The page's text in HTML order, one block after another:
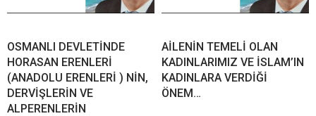
OSMANLI DEVLETİNDE
HORASAN ERENLERİ
(ANADOLU ERENLERİ ) NİN,
DERVİŞLERİN VE
ALPERENLERİN
AİLENİN TEMELİ OLAN
KADINLARIMIZ VE İSLAM’IN
KADINLARA VERDİĞİ
ÖNEM…